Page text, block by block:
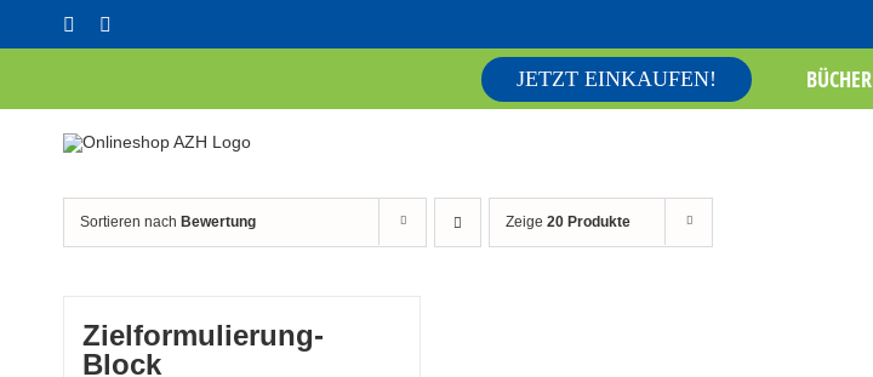
Facebook
JETZT EINKAUFEN! BÜCHER
Sortieren nach Bewertung Zeige 20 Produkte
Zielformulierung-
Block